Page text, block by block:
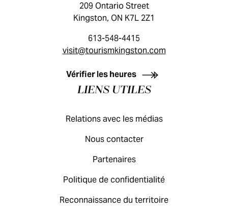
GUIDE DES VISITEURS
209 Ontario Street
Kingston, ON K7L 2Z1
613-548-4415
visit@tourismkingston.com
Vérifier les heures
LIENS UTILES
Relations avec les médias
Nous contacter
Partenaires
Politique de confidentialité
Reconnaissance du territoire